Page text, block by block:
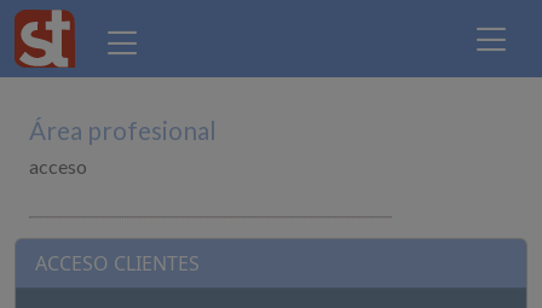
Área profesional
acceso
ACCESO CLIENTES